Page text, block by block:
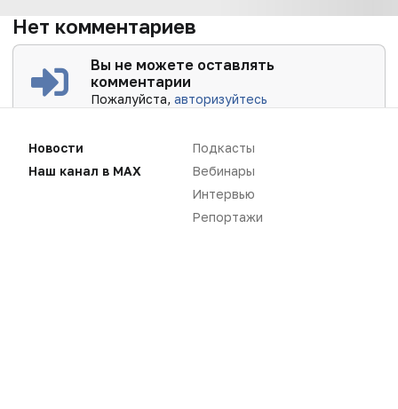
Нет комментариев
Вы не можете оставлять
комментарии
Пожалуйста,авторизуйтесь
Новости
Наш канал в MAX
Подкасты
Вебинары
Интервью
Репортажи